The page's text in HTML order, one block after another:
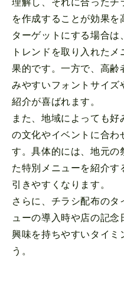
理解し、それに合ったチ
を作成することが効果
ターゲットにする場合
トレンドを取り入れた
果的です。一方で、高齢
みやすいフォントサイズ
紹介が喜ばれます。
また、地域によっても
の文化やイベントに合
す。具体的には、地元の
た特別メニューを紹介す
引きやすくなります。
さらに、チラシ配布の
ューの導入時や店の記
興味を持ちやすいタイミ
う。